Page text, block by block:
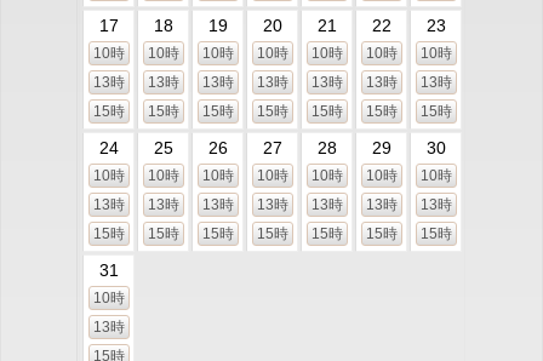
17
10時
13時
15時
18
10時
13時
15時
19
10時
13時
15時
20
10時
13時
15時
21
10時
13時
15時
22
10時
13時
15時
23
10時
13時
15時
24
10時
13時
15時
25
10時
13時
15時
26
10時
13時
15時
27
10時
13時
15時
28
10時
13時
15時
29
10時
13時
15時
30
10時
13時
15時
31
10時
13時
15時